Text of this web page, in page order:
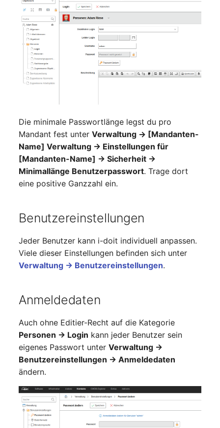
Modell
Netzwerk
Netzwerk-Interface
Netzwerkverbindungen
Notfallplanzuweisung
PDU
Personen
Mitglieder
Switch Chassis
Systemdienst
Telefon
Unterbrechungsfreie
Stromversorgung
Verstärker
Virtueller Client
Virtueller Host
VRRP
VRRP/HSRP Cluster
Die minimale Passwortlänge legst du pro
Mandant fest unterVerwaltung → [Mandanten-
Name] Verwaltung → Einstellungen für
[Mandanten-Name] → Sicherheit →
Minimallänge Benutzerpasswort. Trage dort
eine positive Ganzzahl ein.
Benutzereinstellungen
Jeder Benutzer kann i-doit individuell anpassen.
Viele dieser Einstellungen befinden sich unter
Verwaltung → Benutzereinstellungen.
Anmeldedaten
Auch ohne Editier-Recht auf die Kategorie
Personen → Login kann jeder Benutzer sein
eigenes Passwort unterVerwaltung →
Benutzereinstellungen → Anmeldedaten
ändern.